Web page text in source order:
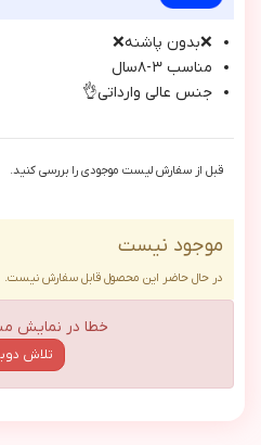
❌بدون پاشنه❌
مناسب ٣-٨سال
جنس عالي وارداتي👌
قبل از سفارش لیست موجودی را بررسی کنید.
موجود نیست
در حال حاضر این محصول قابل سفارش نیست.
خطا در نمایش
تلاش